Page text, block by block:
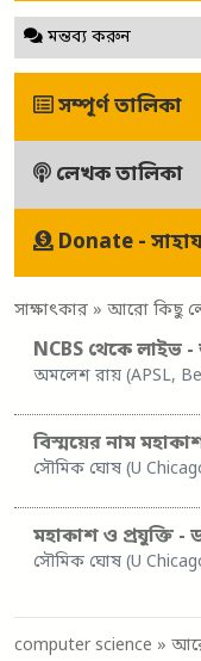
মন্তব্য করুন
সম্পূর্ণ তালিকা
লেখক তালিকা
Donate -
সাক্ষাৎকার » আরো কিছু
NCBS থেকে লাইভ -
অমলেশ রায় (APSL,
বিস্ময়ের নাম
সৌমিক ঘোষ (U
মহাকাশ ও প্রযুক্তি -
সৌমিক ঘোষ (U
computer science »